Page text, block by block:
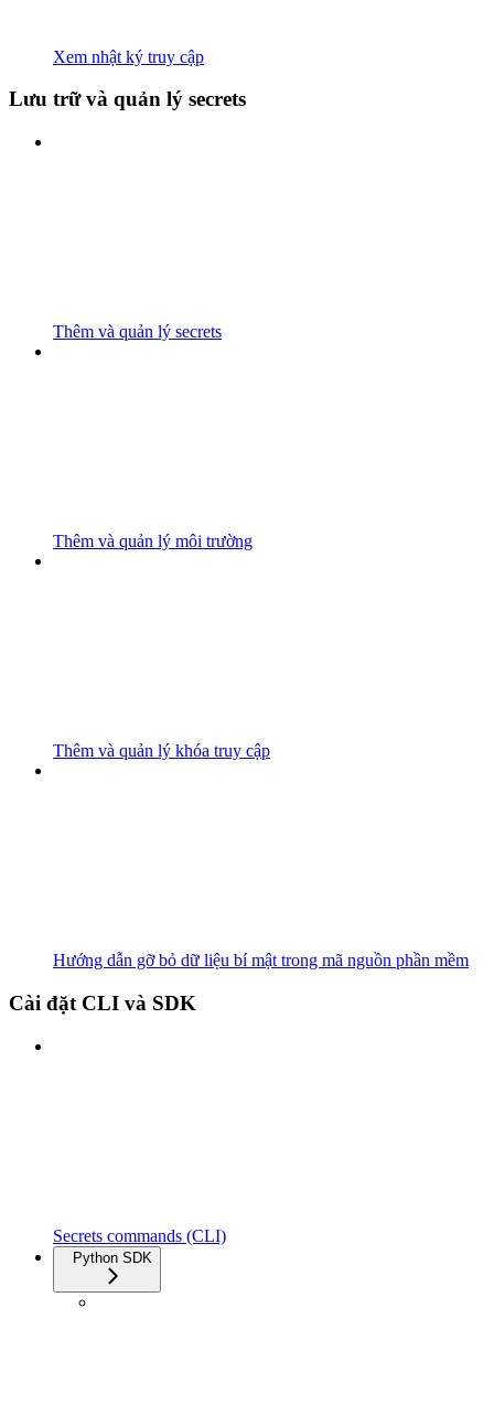
Xem nhật ký truy cập
Lưu trữ và quản lý secrets
Thêm và quản lý secrets
Thêm và quản lý môi trường
Thêm và quản lý khóa truy cập
Hướng dẫn gỡ bỏ dữ liệu bí mật trong mã nguồn phần mềm
Cài đặt CLI và SDK
Secrets commands (CLI)
Python SDK